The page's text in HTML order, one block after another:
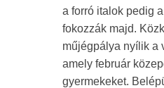
a forró italok pedig
fokozzák majd.
műjégpálya nyílik a
amely február
gyermekeket.